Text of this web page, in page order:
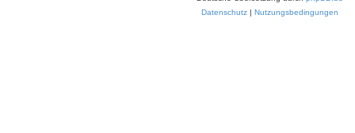
Datenschutz | Nutzungsbedingungen